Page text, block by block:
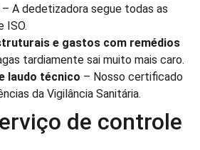
– A dedetizadora segue todas as
ISO.
e gastos com remédios
tardiamente sai muito mais caro.
laudo técnico – Nosso certificado
da Vigilância Sanitária.
de controle